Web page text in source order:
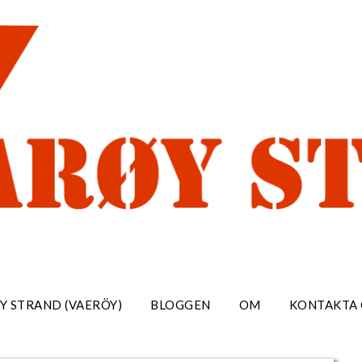
STRAND (VAERÖY) BLOGGEN OM KONTAKTA